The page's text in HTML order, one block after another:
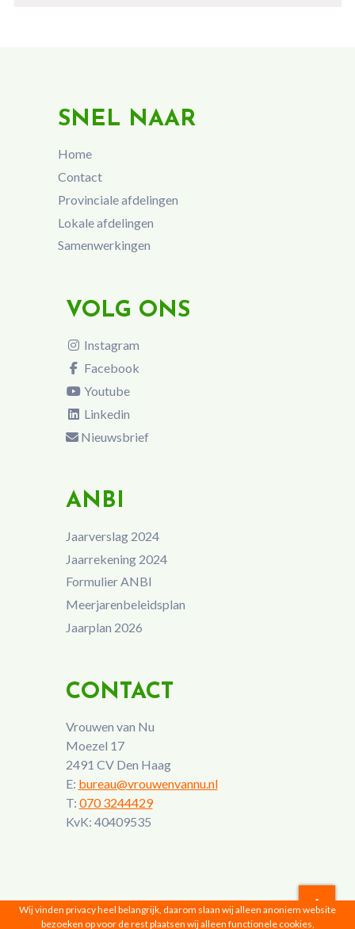
SNEL NAAR
Home
Contact
Provinciale afdelingen
Lokale afdelingen
Samenwerkingen
VOLG ONS
Instagram
Facebook
Youtube
Linkedin
Nieuwsbrief
ANBI
Jaarverslag 2024
Jaarrekening 2024
Formulier ANBI
Meerjarenbeleidsplan
Jaarplan 2026
CONTACT
Vrouwen van Nu
Moezel 17
2491 CV Den Haag
E: bureau@vrouwenvannu.nl
T: 070 3244429
KvK: 40409535
Wij vinden privacy heel belangrijk, daarom slaan wij alleen anoniem website
bezoeken op voor de rest plaatsen wij alleen functionele cookies,